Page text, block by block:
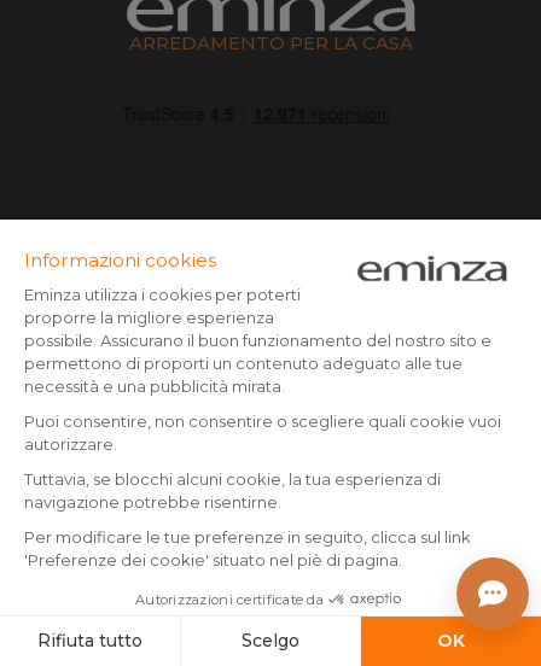
ARREDAMENTO PER LA CASA
Scrivici
Pagamento sicuro
Carta di credito, Paypal, Bonifico, Scalapay x3 senza
interessi, Google/Apple pay